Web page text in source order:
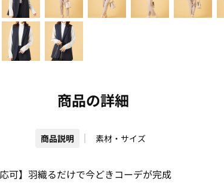
商品の詳細
商品説明 素材・サイズ
可】羽織るだけで今どきコーデが完成